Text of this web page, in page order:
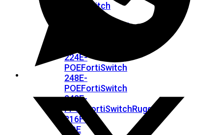
FortiSwitch
FortiSwitch
224E-
POEFortiSwitch
248E-
POEFortiSwitch
248E-
FPOE
FortiSwitchRugged
216F-
POE